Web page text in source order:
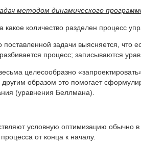
методом динамического
какое количество разделен процесс
поставленной задачи выясняется, что
процесс; записываются
целесообразно
образом это помогает
(уравнения Беллмана).
условную оптимизацию обычно
от конца к началу.